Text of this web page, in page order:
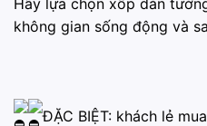
Hãy lựa chọn xốp dán
không gian sống động và
ĐẶC BIỆT: khách lẻ